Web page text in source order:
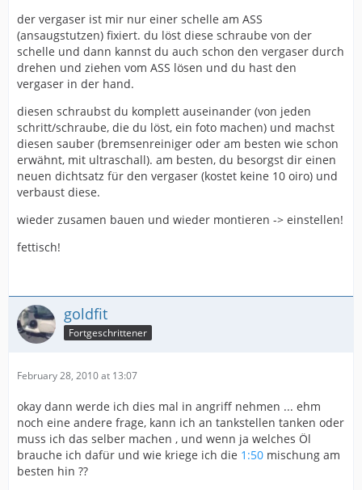
der vergaser ist mir nur einer schelle am ASS
(ansaugstutzen) fixiert. du löst diese schraube von der
schelle und dann kannst du auch schon den vergaser durch
drehen und ziehen vom ASS lösen und du hast den
vergaser in der hand.
diesen schraubst du komplett auseinander (von jeden
schritt/schraube, die du löst, ein foto machen) und machst
diesen sauber (bremsenreiniger oder am besten wie schon
erwähnt, mit ultraschall). am besten, du besorgst dir einen
neuen dichtsatz für den vergaser (kostet keine 10 oiro) und
verbaust diese.
wieder zusamen bauen und wieder montieren -> einstellen!
fettisch!
goldfit
Fortgeschrittener
February 28, 2010 at 13:07
okay dann werde ich dies mal in angriff nehmen ... ehm
noch eine andere frage, kann ich an tankstellen tanken oder
muss ich das selber machen , und wenn ja welches Öl
brauche ich dafür und wie kriege ich die 1:50 mischung am
besten hin ??